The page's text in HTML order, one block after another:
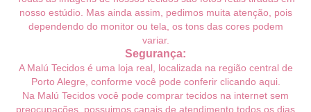
nosso estúdio. Mas ainda assim, pedimos muita atenção, pois
dependendo do monitor ou tela, os tons das cores podem
variar.
Segurança:
A Malú Tecidos é uma loja real, localizada na região central de
Porto Alegre, conforme você pode conferir clicando aqui.
Na Malú Tecidos você pode comprar tecidos na internet sem
preocupações, possuimos canais de atendimento todos os dias